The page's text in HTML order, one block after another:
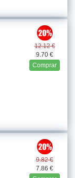
12.12 €
9.70 €
Comprar
9.82 €
7.86 €